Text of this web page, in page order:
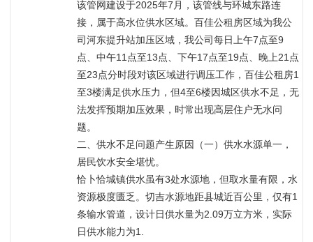
该管网建设于2025年7月，该管线与环城东路连
接，属于高水位供水区域。百佳公租房区域为我公
司河东提升站加压区域，我公司每日上午7点至9
点、中午11点至13点、下午17点至19点、晚上21点
至23点分时段对该区域进行调压工作，百佳公租房1
至3楼满足供水压力，但4至6楼因城区供水不足，无
法发挥预期加压效果，时常出现高层住户无水问
题。
二、供水不足问题产生原因（一）供水水源单一，
居民饮水安全堪忧。
恰卜恰城镇供水虽有3处水源地，但取水量有限，水
资源极度匮乏。切吉水源地距县城近百公里，仅有1
条输水管道，设计日供水量为2.09万立方米，实际
日供水能力为1.